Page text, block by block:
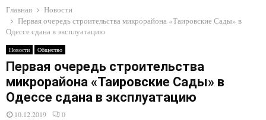
M
E
N
U
Главная
Новости
Первая очередь строительства микрорайона «Таировские Сады» в
Одессе сдана в эксплуатацию
Новости Общество
Первая очередь строительства
микрорайона «Таировские Сады» в
Одессе сдана в эксплуатацию
10.12.2019 0